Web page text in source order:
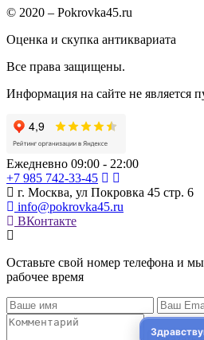
© 2020 – Pokrovka45.ru
Оценка и скупка антиквариата
Все права защищены.
Информация на сайте не является
Ежедневно 09:00 - 22:00
+7 985 742-33-45
г. Москва, ул Покровка 45 стр. 6
info@pokrovka45.ru
ВКонтакте
Оставьте свой номер телефона и
рабочее время